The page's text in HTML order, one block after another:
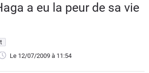
a eu la peur de sa vie
Le 12/07/2009 à 11:54